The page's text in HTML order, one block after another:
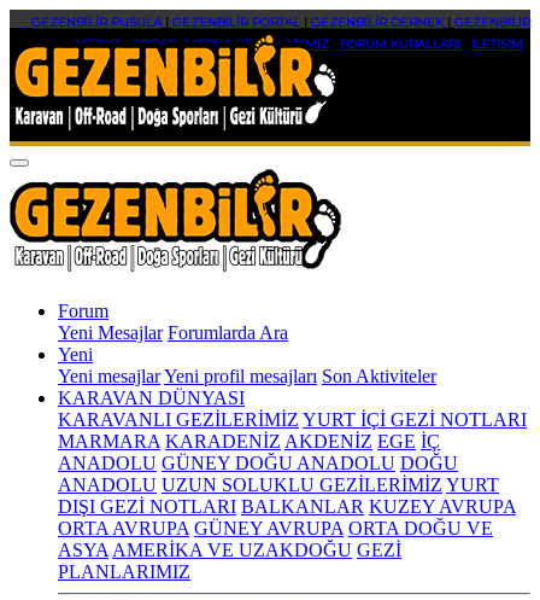
GEZENBİLİR PUSULA| GEZENBİLİR PORTAL| GEZENBİLİR DERNEK| GEZENBİLİR
MEDYA|SOSYAL MEDYA HESAPLARIMIZ FORUM KURALLARI İLETİŞİM
Forum
Yeni Mesajlar Forumlarda Ara
Yeni
Yeni mesajlarYeni profil mesajları Son Aktiviteler
KARAVAN DÜNYASI
KARAVANLI GEZİLERİMİZ YURT İÇİ GEZİ NOTLARI
MARMARA KARADENİZ AKDENİZ EGE İÇ
ANADOLU GÜNEY DOĞU ANADOLU DOĞU
ANADOLU UZUN SOLUKLU GEZİLERİMİZ YURT
DIŞI GEZİ NOTLARI BALKANLAR KUZEY AVRUPA
ORTA AVRUPA GÜNEY AVRUPA ORTA DOĞU VE
ASYA AMERİKA VE UZAKDOĞU GEZİ
PLANLARIMIZ